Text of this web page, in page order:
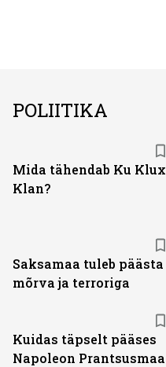
POLIITIKA
Mida tähendab Ku Klux
Klan?
Saksamaa tuleb päästa
mõrva ja terroriga
Kuidas täpselt pääses
Napoleon Prantsusmaa